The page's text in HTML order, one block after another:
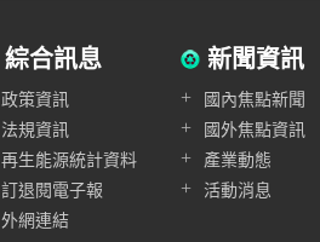
綜合訊息
政策資訊
法規資訊
再生能源統計資料
訂退閱電子報
外網連結
新聞資訊
+ 國內焦點新聞
+ 國外焦點資訊
+ 產業動態
+ 活動消息